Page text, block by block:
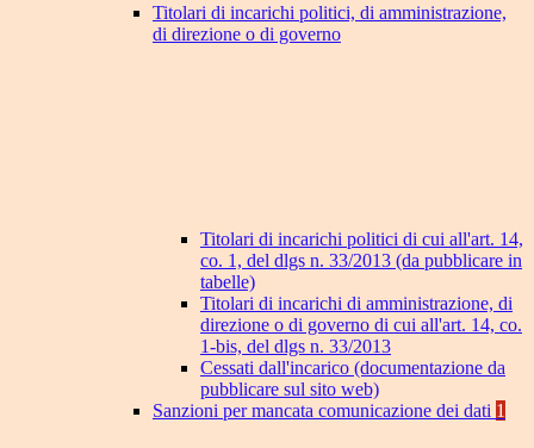
Titolari di incarichi politici, di amministrazione,
di direzione o di governo
Titolari di incarichi politici di cui all'art. 14,
co. 1, del dlgs n. 33/2013 (da pubblicare in
tabelle)
Titolari di incarichi di amministrazione, di
direzione o di governo di cui all'art. 14, co.
1-bis, del dlgs n. 33/2013
Cessati dall'incarico (documentazione da
pubblicare sul sito web)
Sanzioni per mancata comunicazione dei dati 1